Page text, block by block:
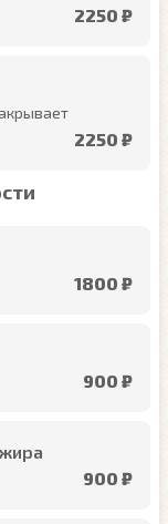
2250 ₽
2250 ₽
1800 ₽
900 ₽
900 ₽